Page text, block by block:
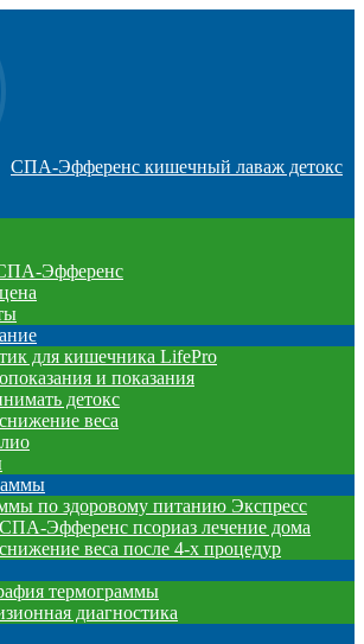
СПА-Эфференс кишечный лаваж детокс
Эфференс
для кишечника LifePro
и показания
детокс
веса
по здоровому питанию Экспресс
Эфференс псориаз лечение дома
веса после 4-х процедур
термограммы
диагностика